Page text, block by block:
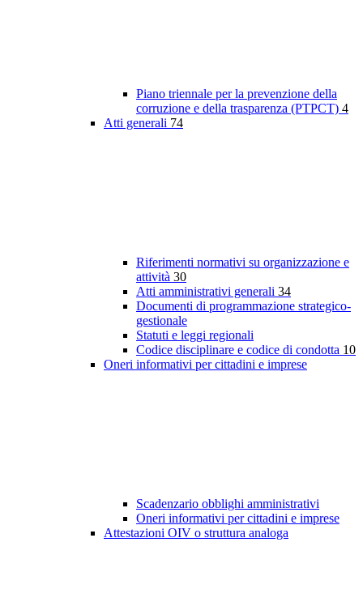
Piano triennale per la prevenzione della
corruzione e della trasparenza (PTPCT) 4
Atti generali 74
Riferimenti normativi su organizzazione e
attività 30
Atti amministrativi generali 34
Documenti di programmazione strategico-
gestionale
Statuti e leggi regionali
Codice disciplinare e codice di condotta 10
Oneri informativi per cittadini e imprese
Scadenzario obblighi amministrativi
Oneri informativi per cittadini e imprese
Attestazioni OIV o struttura analoga